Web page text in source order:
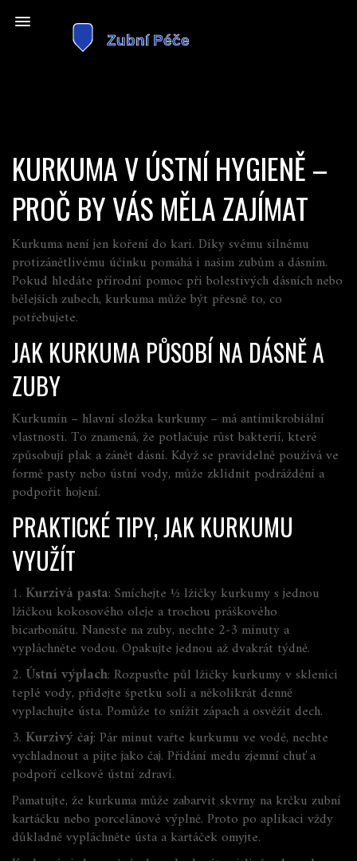
KURKUMA V ÚSTNÍ HYGIENĚ –
PROČ BY VÁS MĚLA ZAJÍMAT
Kurkuma není jen koření do kari. Díky svému silnému
protizánětlivému účinku pomáhá i našim zubům a dásním.
Pokud hledáte přírodní pomoc při bolestivých dásních nebo
bělejších zubech, kurkuma může být přesně to, co
potřebujete.
JAK KURKUMA PŮSOBÍ NA DÁSNĚ A
ZUBY
Kurkumín – hlavní složka kurkumy – má antimikrobiální
vlastnosti. To znamená, že potlačuje růst bakterií, které
způsobují plak a zánět dásní. Když se pravidelně používá ve
formě pasty nebo ústní vody, může zklidnit podráždění a
podpořit hojení.
PRAKTICKÉ TIPY, JAK KURKUMU
VYUŽÍT
1. Kurzivá pasta: Smíchejte ½ lžičky kurkumy s jednou
lžičkou kokosového oleje a trochou práškového
bicarbonátu. Naneste na zuby, nechte 2‑3 minuty a
vypláchněte vodou. Opakujte jednou až dvakrát týdně.
2. Ústní výplach: Rozpusťte půl lžičky kurkumy v sklenici
teplé vody, přidejte špetku soli a několikrát denně
vyplachujte ústa. Pomůže to snížit zápach a osvěžit dech.
3. Kurzivý čaj: Pár minut vařte kurkumu ve vodě, nechte
vychladnout a pijte jako čaj. Přidání medu zjemní chuť a
podpoří celkové ústní zdraví.
Pamatujte, že kurkuma může zabarvit skvrny na krčku zubní
kartáčku nebo porcelánové výplně. Proto po aplikaci vždy
důkladně vypláchněte ústa a kartáček omyjte.